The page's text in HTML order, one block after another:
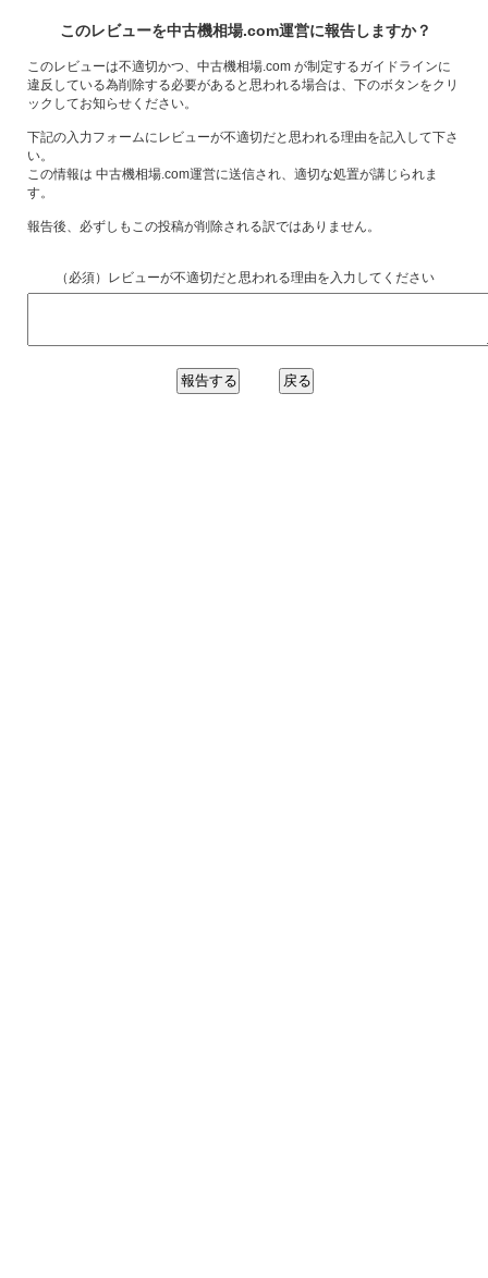
このレビューを中古機相場.com運営に報告しますか？
このレビューは不適切かつ、中古機相場.com が制定するガイドラインに
違反している為削除する必要があると思われる場合は、下のボタンをクリ
ックしてお知らせください。
下記の入力フォームにレビューが不適切だと思われる理由を記入して下さ
い。
この情報は 中古機相場.com運営に送信され、適切な処置が講じられま
す。
報告後、必ずしもこの投稿が削除される訳ではありません。
（必須）レビューが不適切だと思われる理由を入力してください